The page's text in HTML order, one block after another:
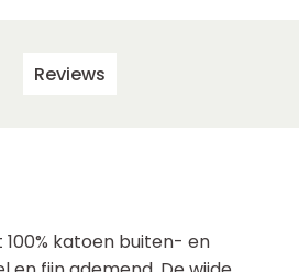
Reviews
katoen buiten- en